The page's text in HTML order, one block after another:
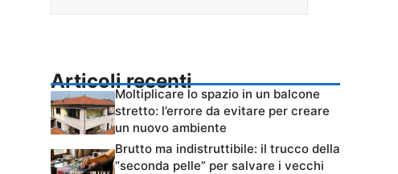
Articoli recenti
Moltiplicare lo spazio in un balcone
stretto: l’errore da evitare per creare
un nuovo ambiente
Brutto ma indistruttibile: il trucco della
“seconda pelle” per salvare i vecchi